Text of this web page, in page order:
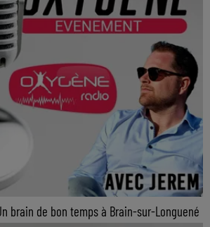
brain de bon temps à Brain-sur-Longuené